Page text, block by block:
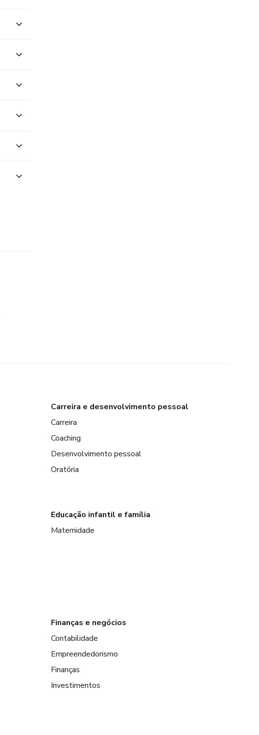
Carreira e desenvolvimento pessoal
Carreira
Coaching
Desenvolvimento pessoal
Oratória
Educação infantil e família
Maternidade
Finanças e negócios
Contabilidade
Empreendedorismo
Finanças
Investimentos